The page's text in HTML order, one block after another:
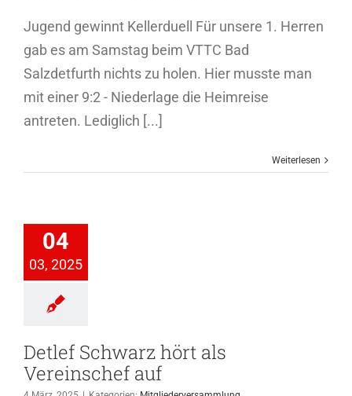
Jugend gewinnt Kellerduell Für unsere 1. Herren
gab es am Samstag beim VTTC Bad
Salzdetfurth nichts zu holen. Hier musste man
mit einer 9:2 - Niederlage die Heimreise
antreten. Lediglich [...]
Weiterlesen
04
03, 2025
als
auf
Detlef Schwarz hört als
Vereinschef auf